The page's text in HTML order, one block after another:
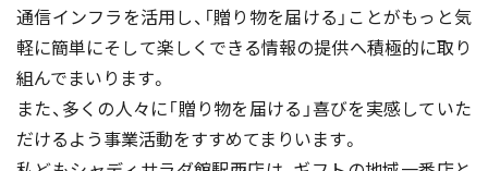
通信インフラを活用し、「贈り物を届ける」ことがもっと気
軽に簡単にそして楽しくできる情報の提供へ積極的に取り
組んでまいります。
また、多くの人々に「贈り物を届ける」喜びを実感していた
だけるよう事業活動をすすめてまりいます。